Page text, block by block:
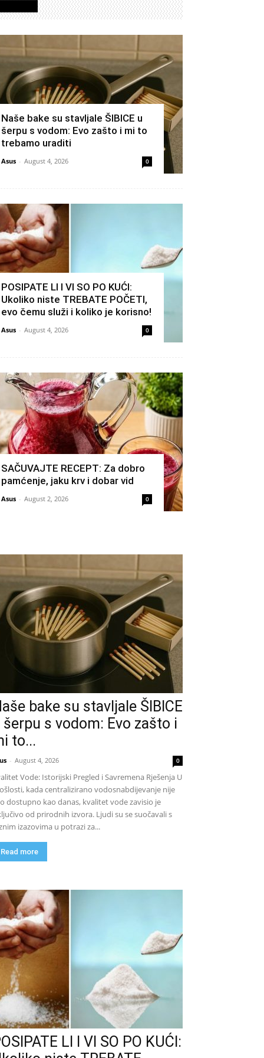
Naše bake su stavljale ŠIBICE u
šerpu s vodom: Evo zašto i mi to
trebamo uraditi
Asus - August 4, 2026 0
POSIPATE LI I VI SO PO KUĆI:
Ukoliko niste TREBATE POČETI,
evo čemu služi i koliko je korisno!
Asus - August 4, 2026 0
SAČUVAJTE RECEPT: Za dobro
pamćenje, jaku krv i dobar vid
Asus - August 2, 2026 0
bake su stavljale ŠIBICE
šerpu s vodom: Evo zašto i
to...
- August 4, 2026 0
Vode: Istorijski Pregled i Savremena Rješenja U
kada centralizirano vodosnabdijevanje nije
dostupno kao danas, kvalitet vode zavisio je
od prirodnih izvora. Ljudi su se suočavali s
izazovima u potrazi za...
Read more
LI I VI SO PO KUĆI: